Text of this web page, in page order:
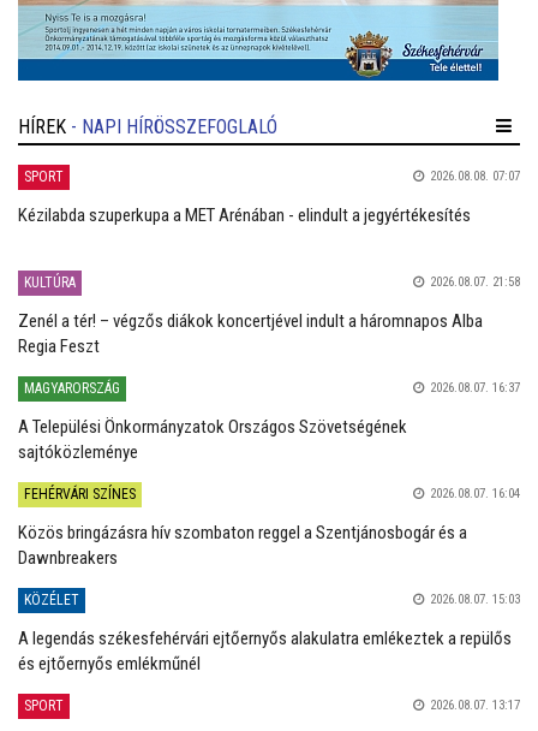
HÍREK - NAPI HÍRÖSSZEFOGLALÓ
SPORT 2026.08.08. 07:07
Kézilabda szuperkupa a MET Arénában - elindult a jegyértékesítés
KULTÚRA 2026.08.07. 21:58
Zenél a tér! – végzős diákok koncertjével indult a háromnapos Alba
Regia Feszt
MAGYARORSZÁG 2026.08.07. 16:37
A Települési Önkormányzatok Országos Szövetségének
sajtóközleménye
FEHÉRVÁRI SZÍNES 2026.08.07. 16:04
Közös bringázásra hív szombaton reggel a Szentjánosbogár és a
Dawnbreakers
KÖZÉLET 2026.08.07. 15:03
A legendás székesfehérvári ejtőernyős alakulatra emlékeztek a repülős
és ejtőernyős emlékműnél
SPORT 2026.08.07. 13:17